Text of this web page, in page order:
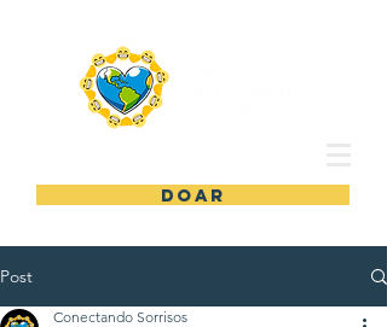
DOAR
Post
Conectando Sorrisos